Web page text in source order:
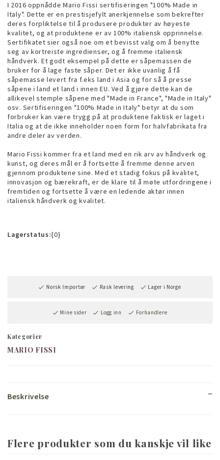
I 2016 oppnådde Mario Fissi sertifiseringen "100% Made in
Italy". Dette er en prestisjefylt anerkjennelse som bekrefter
deres forpliktelse til å produsere produkter av høyeste
kvalitet, og at produktene er av 100% italiensk opprinnelse.
Sertifikatet sier også noe om et bevisst valg om å benytte
seg av kortreiste ingredienser, og å fremme italiensk
håndverk. Et godt eksempel på dette er såpemassen de
bruker for å lage faste såper. Det er ikke uvanlig å få
såpemasse levert fra f.eks land i Asia og for så å presse
såpene i land et land i innen EU. Ved å gjøre dette kan de
allikevel stemple såpene med "Made in France", "Made in Italy"
osv. Sertifiseringen "100% Made in Italy" betyr at du som
forbruker kan være trygg på at produktene faktisk er laget i
Italia og at de ikke inneholder noen form for halvfabrikata fra
andre deler av verden.
Mario Fissi kommer fra et land med en rik arv av håndverk og
kunst, og deres mål er å fortsette å fremme denne arven
gjennom produktene sine. Med et stadig fokus på kvalitet,
innovasjon og bærekraft, er de klare til å møte utfordringene i
fremtiden og fortsette å være en ledende aktør innen
italiensk håndverk og kvalitet.
Lagerstatus:{0}
Norsk Importør Rask levering Lager i Norge
Mine sider Logg inn Forhandlere
Kategorier
MARIO FISSI
Beskrivelse
Flere produkter som du kanskje vil like